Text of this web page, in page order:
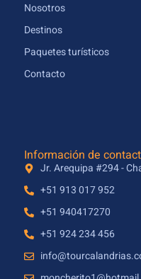
Nosotros
Destinos
Paquetes turísticos
Contacto
Información de
Jr. Arequipa #294 -
+51 913 017 952
+51 940417270
+51 924 234 456